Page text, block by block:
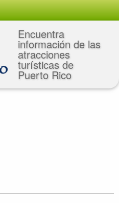
Encuentra
información de las
atracciones
turísticas de
Puerto Rico